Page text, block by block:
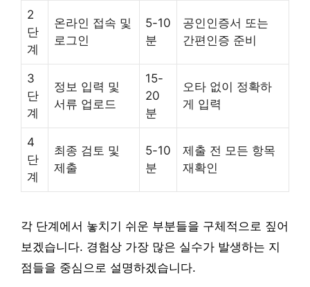
2
단
계
온라인 접속 및
로그인
5-10
분
공인인증서 또는
간편인증 준비
3
단
계
정보 입력 및
서류 업로드
15-
20
분
오타 없이 정확하
게 입력
4
단
계
최종 검토 및
제출
5-10
분
제출 전 모든 항목
재확인
각 단계에서 놓치기 쉬운 부분들을 구체적으로 짚어
보겠습니다. 경험상 가장 많은 실수가 발생하는 지
점들을 중심으로 설명하겠습니다.